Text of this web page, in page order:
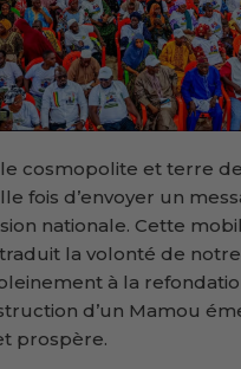
cosmopolite et terre
fois d’envoyer un
nationale. Cette
la volonté de
à la
d’un Mamou
prospère.